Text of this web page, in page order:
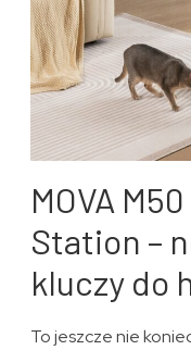
MOVA
Station –
kluczy do
To jeszcze nie